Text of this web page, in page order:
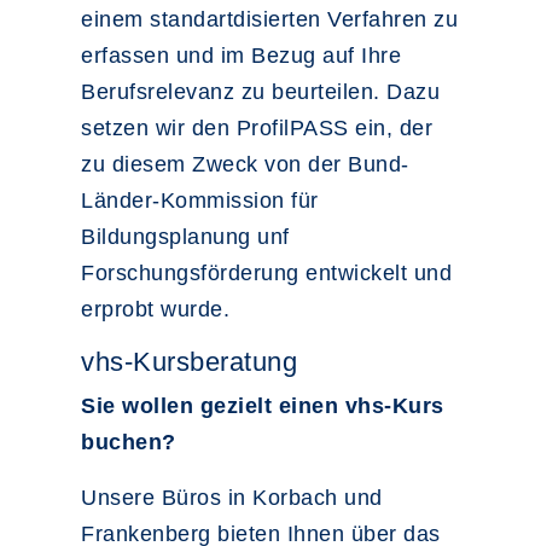
einem standartdisierten Verfahren zu
erfassen und im Bezug auf Ihre
Berufsrelevanz zu beurteilen. Dazu
setzen wir den ProfilPASS ein, der
zu diesem Zweck von der Bund-
Länder-Kommission für
Bildungsplanung unf
Forschungsförderung entwickelt und
erprobt wurde.
vhs-Kursberatung
Sie wollen gezielt einen vhs-Kurs
buchen?
Unsere Büros in Korbach und
Frankenberg bieten Ihnen über das